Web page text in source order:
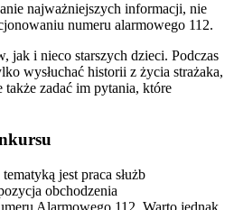
najważniejszych informacji, nie
numeru alarmowego 112.
jak i nieco starszych dzieci. Podczas
wysłuchać historii z życia strażaka,
zadać im pytania, które
jest praca służb
obchodzenia
Alarmowego 112. Warto jednak